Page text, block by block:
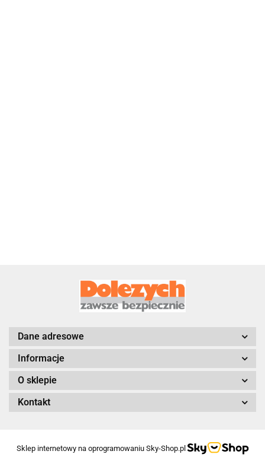
Dane adresowe
Informacje
O sklepie
Kontakt
Sklep internetowy na oprogramowaniu Sky-Shop.pl